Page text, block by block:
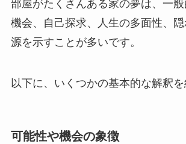
部屋がたくさんある家の夢は、一
機会、自己探求、人生の多面性、
源を示すことが多いです。
以下に、いくつかの基本的な解釈を
可能性や機会の象徴